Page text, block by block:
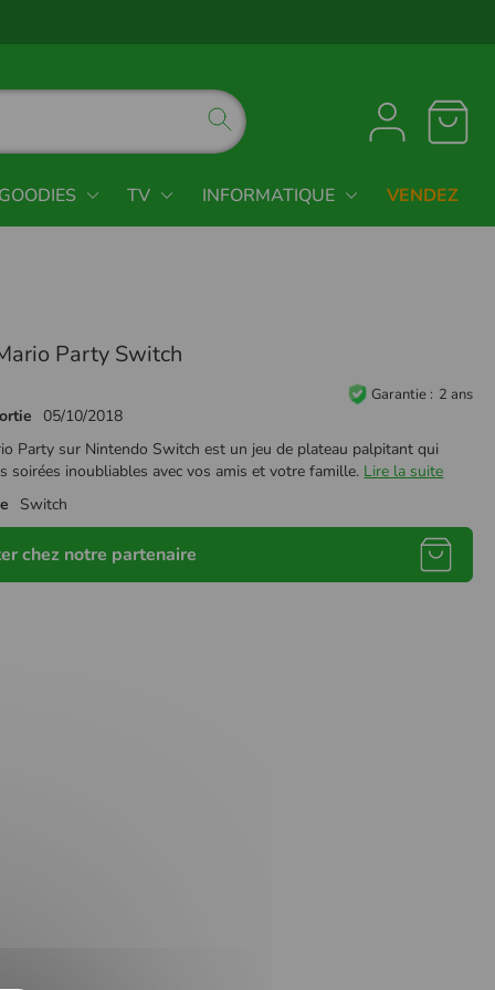
TV INFORMATIQUE VENDEZ
Party Switch
Garantie 2 ans
05/10/2018
Party sur Nintendo Switch est un jeu de plateau palpitant qui
soirées inoubliables avec vos amis et votre famille. Lire la suite
Switch
chez notre partenaire